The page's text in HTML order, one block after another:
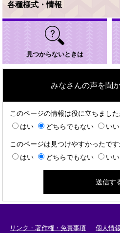
各種様式・情報
見つからないときは
みなさんの声を聞
このページの情報は役に立ちました
はい
どちらでもない いい
このページは見つけやすかったです
はい
どちらでもない いい
リンク・著作権・免責事項 個人情